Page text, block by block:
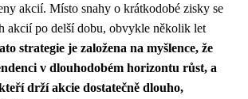
akcií. Místo snahy o krátkodobé zisky se
akcií po delší dobu, obvykle několik let
strategie je založena na myšlence, že
v dlouhodobém horizontu růst, a
drží akcie dostatečně dlouho,